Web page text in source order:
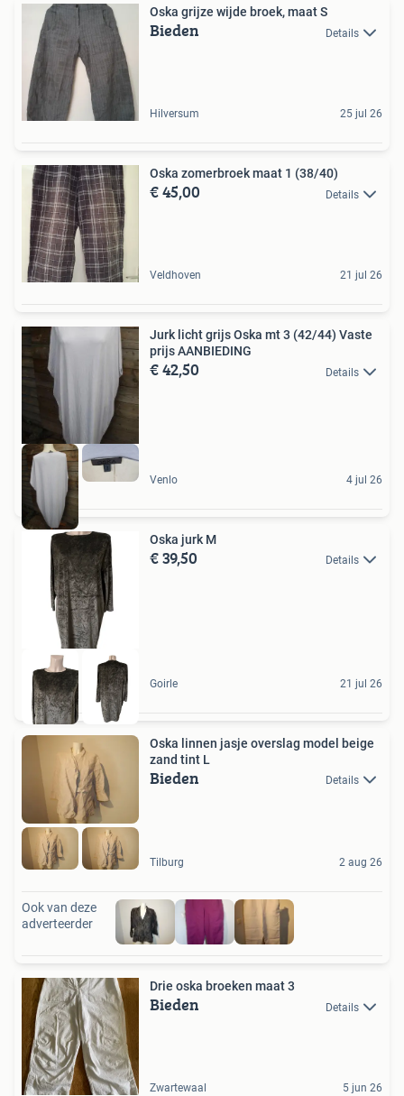
Oska grijze wijde broek, maat S
Bieden Details
Hilversum 25 jul 26
Oska zomerbroek maat 1 (38/40)
€ 45,00 Details
Veldhoven 21 jul 26
Jurk licht grijs Oska mt 3 (42/44) Vaste
prijs AANBIEDING
€ 42,50 Details
Venlo 4 jul 26
Oska jurk M
€ 39,50 Details
Goirle 21 jul 26
Oska linnen jasje overslag model beige
zand tint L
Bieden Details
Tilburg 2 aug 26
Ook van deze
adverteerder
Drie oska broeken maat 3
Bieden Details
Zwartewaal 5 jun 26